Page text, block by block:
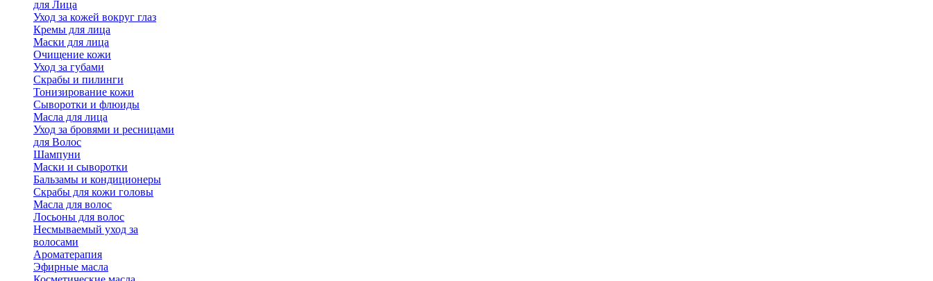
для Лица
Уход за кожей вокруг глаз
Кремы для лица
Маски для лица
Очищение кожи
Уход за губами
Скрабы и пилинги
Тонизирование кожи
Сыворотки и флюиды
Масла для лица
Уход за бровями и ресницами
для Волос
Шампуни
Маски и сыворотки
Бальзамы и кондиционеры
Скрабы для кожи головы
Масла для волос
Лосьоны для волос
Несмываемый уход за
волосами
Ароматерапия
Эфирные масла